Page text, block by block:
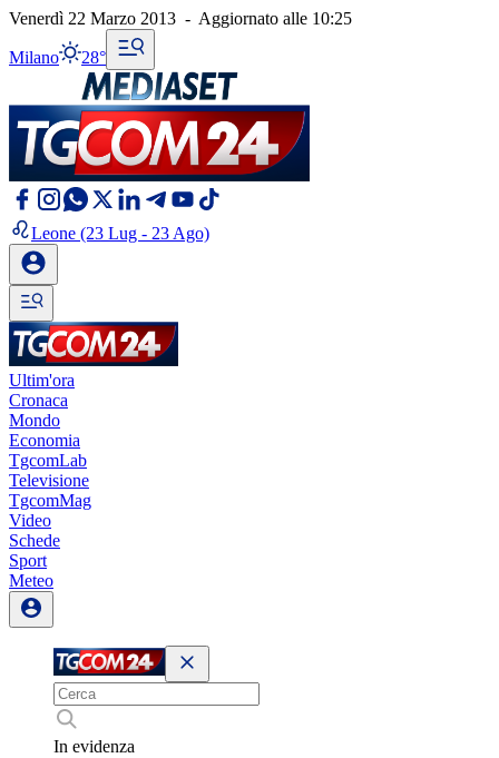
Venerdì 22 Marzo 2013 - Aggiornato alle 10:25
Milano 28°
Leone (23 Lug - 23 Ago)
Ultim'ora
Cronaca
Mondo
Economia
TgcomLab
Televisione
TgcomMag
Video
Schede
Sport
Meteo
In evidenza